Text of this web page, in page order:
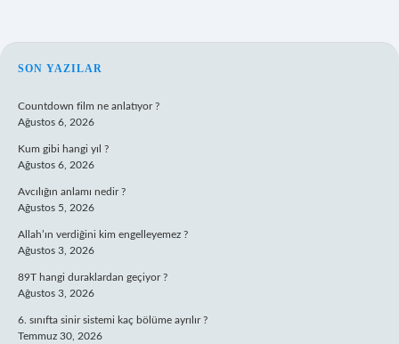
SIDEBAR
SON YAZILAR
Countdown film ne anlatıyor ?
Ağustos 6, 2026
Kum gibi hangi yıl ?
Ağustos 6, 2026
Avcılığın anlamı nedir ?
Ağustos 5, 2026
Allah’ın verdiğini kim engelleyemez ?
Ağustos 3, 2026
89T hangi duraklardan geçiyor ?
Ağustos 3, 2026
6. sınıfta sinir sistemi kaç bölüme ayrılır ?
Temmuz 30, 2026